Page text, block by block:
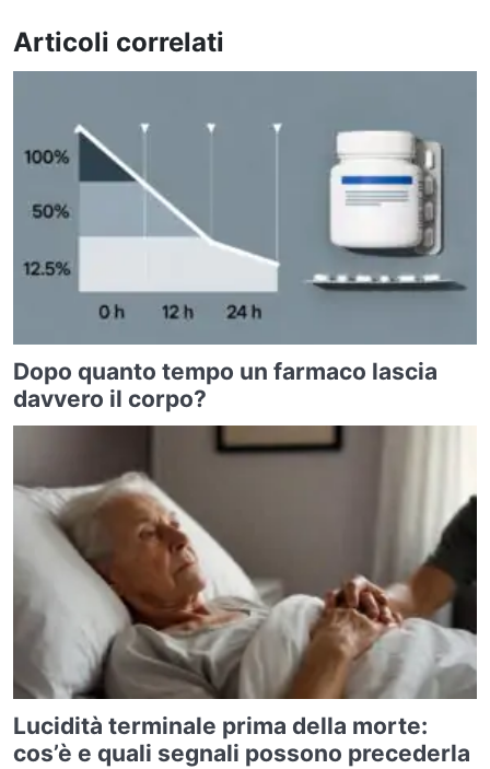
Articoli correlati
Dopo quanto tempo un farmaco lascia
davvero il corpo?
Lucidità terminale prima della morte:
cos’è e quali segnali possono precederla